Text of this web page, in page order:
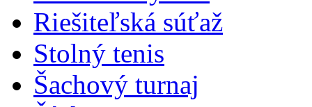
Riešiteľská súťaž
Stolný tenis
Šachový turnaj